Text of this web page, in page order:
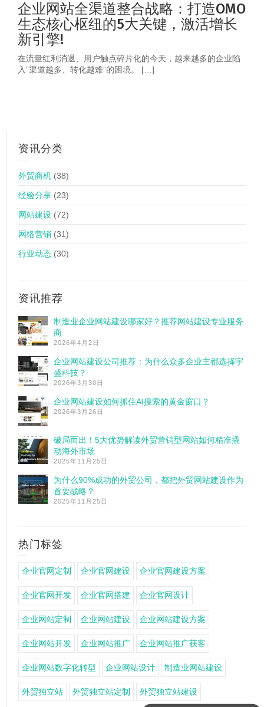
企业网站全渠道整合战略：打造OMO
生态核心枢纽的5大关键，激活增长
新引擎!
在流量红利消退、用户触点碎片化的今天，越来越多的企业陷
入”渠道越多、转化越难”的困境。 […]
资讯分类
外贸商机 (38)
经验分享 (23)
网站建设 (72)
网络营销 (31)
行业动态 (30)
资讯推荐
制造业企业网站建设哪家好？推荐网站建设专业服务
商
2026年4月2日
企业网站建设公司推荐：为什么众多企业主都选择宇
盛科技？
2026年3月30日
企业网站建设如何抓住AI搜索的黄金窗口？
2026年3月26日
破局而出！5大优势解读外贸营销型网站如何精准撬
动海外市场
2025年11月25日
为什么90%成功的外贸公司，都把外贸网站建设作为
首要战略？
2025年11月25日
热门标签
企业官网定制 企业官网建设 企业官网建设方案
企业官网开发 企业官网搭建 企业官网设计
企业网站定制 企业网站建设 企业网站建设方案
企业网站开发 企业网站推广 企业网站推广获客
企业网站数字化转型 企业网站设计 制造业网站建设
外贸独立站 外贸独立站定制 外贸独立站建设